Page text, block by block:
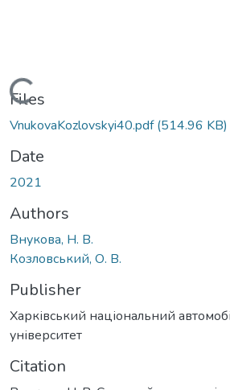
Loading...
Files
VnukovaKozlovskyi40.pdf(514.96 KB)
Date
2021
Authors
Внукова, Н. В.
Козловський, О. В.
Publisher
Харківський національний
університет
Citation